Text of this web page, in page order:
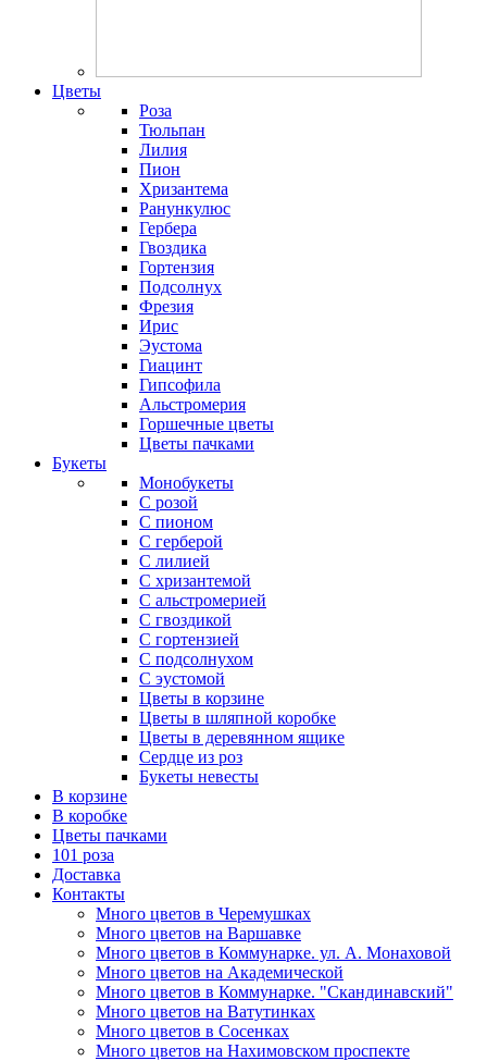
Цветы
Роза
Тюльпан
Лилия
Пион
Хризантема
Ранункулюс
Гербера
Гвоздика
Гортензия
Подсолнух
Фрезия
Ирис
Эустома
Гиацинт
Гипсофила
Альстромерия
Горшечные цветы
Цветы пачками
Букеты
Монобукеты
С розой
С пионом
С герберой
С лилией
С хризантемой
С альстромерией
С гвоздикой
С гортензией
С подсолнухом
С эустомой
Цветы в корзине
Цветы в шляпной коробке
Цветы в деревянном ящике
Сердце из роз
Букеты невесты
В корзине
В коробке
Цветы пачками
101 роза
Доставка
Контакты
Много цветов в Черемушках
Много цветов на Варшавке
Много цветов в Коммунарке. ул. А. Монаховой
Много цветов на Академической
Много цветов в Коммунарке. "Скандинавский"
Много цветов на Ватутинках
Много цветов в Сосенках
Много цветов на Нахимовском проспекте